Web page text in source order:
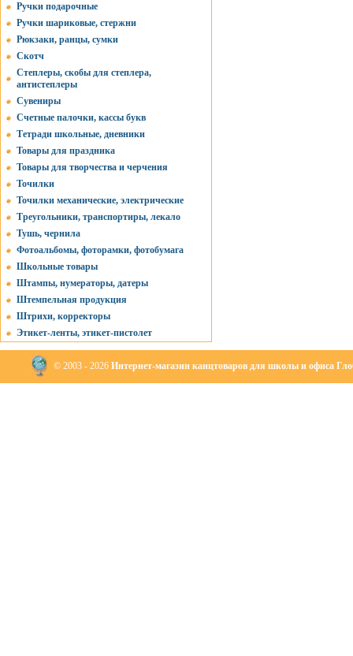
Ручки подарочные
Ручки шариковые, стержни
Рюкзаки, ранцы, сумки
Скотч
Степлеры, скобы для степлера,
антистеплеры
Сувениры
Счетные палочки, кассы букв
Тетради школьные, дневники
Товары для праздника
Товары для творчества и черчения
Точилки
Точилки механические, электрические
Треугольники, транспортиры, лекало
Тушь, чернила
Фотоальбомы, фоторамки, фотобумага
Школьные товары
Штампы, нумераторы, датеры
Штемпельная продукция
Штрихи, корректоры
Этикет-ленты, этикет-пистолет
© 2003 - 2026 Интернет-магазин канцтоваров для школы и офиса